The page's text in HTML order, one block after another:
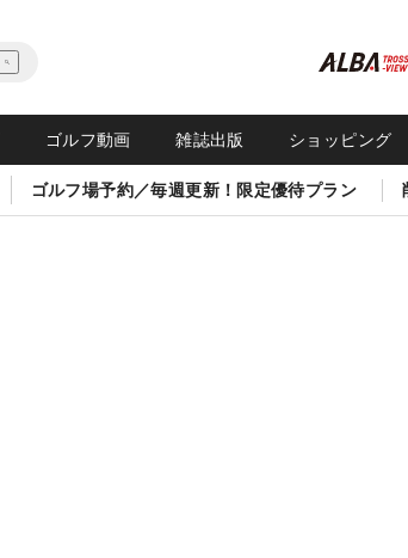
ゴルフ動画 雑誌出版 ショッピング
ゴルフ場予約／毎週更新！限定優待プラン